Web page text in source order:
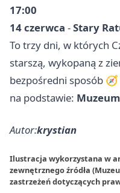
17:00
14 czerwca -Stary
To trzy dni, w których
starszą, wykopaną z
bezpośredni sposób 🧭
na podstawie:
Autor:krystian
Ilustracja wykorzystana w
zewnętrznego źródła
zastrzeżeń dotyczących